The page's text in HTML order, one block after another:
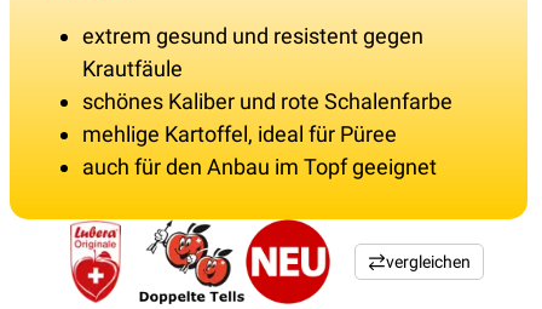
extrem gesund und resistent gegen
Krautfäule
schönes Kaliber und rote Schalenfarbe
mehlige Kartoffel, ideal für Püree
auch für den Anbau im Topf geeignet
vergleichen